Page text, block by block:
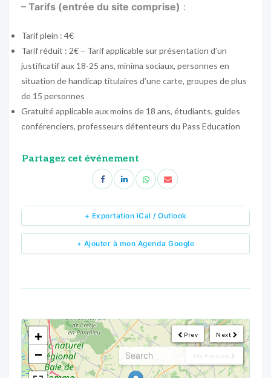
– Tarifs (entrée du site comprise) :
Tarif plein : 4€
Tarif réduit : 2€ – Tarif applicable sur présentation d’un
justificatif aux 18-25 ans, minima sociaux, personnes en
situation de handicap titulaires d’une carte, groupes de plus
de 15 personnes
Gratuité applicable aux moins de 18 ans, étudiants, guides
conférenciers, professeurs détenteurs du Pass Education
Partagez cet événement
+ Ajouter à mon Agenda Google
+ Exportation iCal / Outlook
Next
Prev
My Position
<!---->
+
−